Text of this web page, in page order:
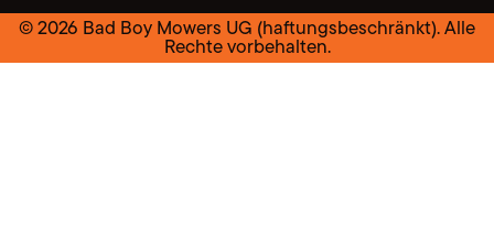
© 2026 Bad Boy Mowers UG (haftungsbeschränkt). Alle
Rechte vorbehalten.